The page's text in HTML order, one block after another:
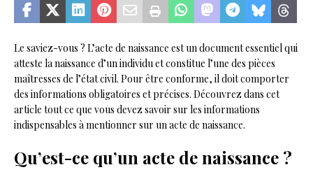
Le saviez-vous ? L’acte de naissance est un document essentiel qui
atteste la naissance d’un individu et constitue l’une des pièces
maîtresses de l’état civil. Pour être conforme, il doit comporter
des informations obligatoires et précises. Découvrez dans cet
article tout ce que vous devez savoir sur les informations
indispensables à mentionner sur un acte de naissance.
Qu’est-ce qu’un acte de naissance ?